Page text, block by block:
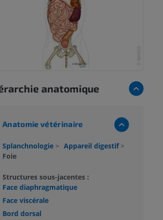
anatomique
Anatomie vétérinaire
Splanchnologie > Appareil digestif >
Foie
Structures sous-jacentes :
Face diaphragmatique
Face viscérale
Bord dorsal